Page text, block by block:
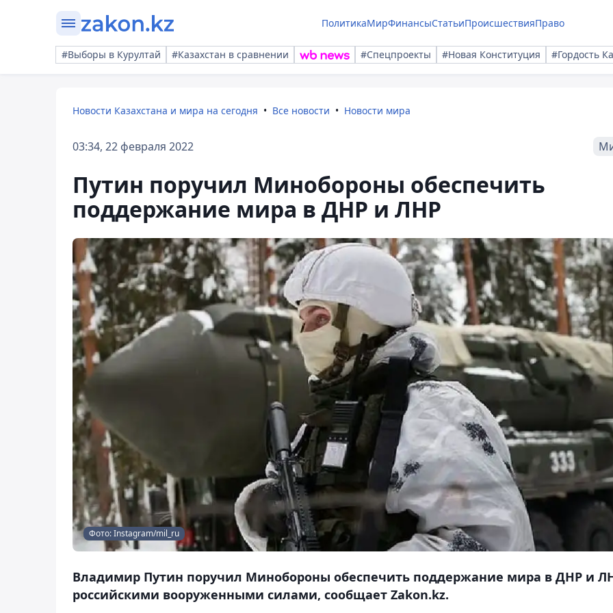
ПолитикаМирФинансыСтатьиПроисшествияПраво
#Выборы в Курултай #Казахстан в сравнении #Спецпроекты #Новая Конституция #Гордость
Новости Казахстана и мира на сегодня Все новости Новости мира
03:34, 22 февраля 2022
Путин поручил Минобороны обеспечить
поддержание мира в ДНР и ЛНР
Фото: Instagram/mil_ru
Владимир Путин поручил Минобороны обеспечить поддержание мира в ДНР и
российскими вооруженными силами, сообщает Zakon.kz.